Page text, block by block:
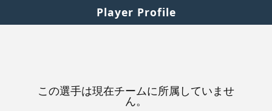
Player Profile
この選手は現在チームに所属していませ
ん。